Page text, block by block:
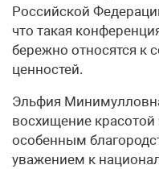
Российской
что такая
бережно относятся к
ценностей.
Эльфия
восхищение
особенным
уважением к